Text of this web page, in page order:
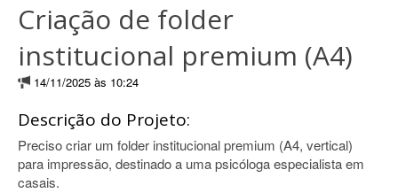
Criação de folder
institucional premium (A4)
14/11/2025 às 10:24
Descrição do Projeto:
Preciso criar um folder institucional premium (A4, vertical)
para impressão, destinado a uma psicóloga especialista em
casais.